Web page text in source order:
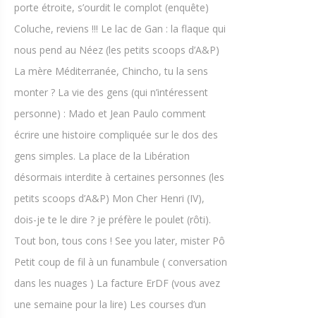
porte étroite, s’ourdit le complot (enquête)
Coluche, reviens !!! Le lac de Gan : la flaque qui
nous pend au Néez (les petits scoops d’A&P)
La mère Méditerranée, Chincho, tu la sens
monter ? La vie des gens (qui n’intéressent
personne) : Mado et Jean Paulo comment
écrire une histoire compliquée sur le dos des
gens simples. La place de la Libération
désormais interdite à certaines personnes (les
petits scoops d’A&P) Mon Cher Henri (IV),
dois-je te le dire ? je préfère le poulet (rôti).
Tout bon, tous cons ! See you later, mister Pô
Petit coup de fil à un funambule ( conversation
dans les nuages ) La facture ErDF (vous avez
une semaine pour la lire) Les courses d’un